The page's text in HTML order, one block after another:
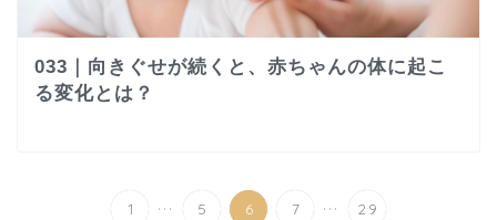
033｜向きぐせが続くと、赤ちゃんの体に起こ
る変化とは？
1 ... 5 6 7 ... 29